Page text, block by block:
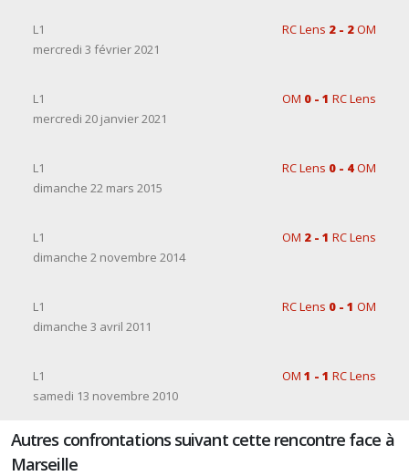
L1 RC Lens 2 - 2OM
mercredi 3 février 2021
L1 OM 0 - 1 RC Lens
mercredi 20 janvier 2021
L1 RC Lens 0 - 4OM
dimanche 22 mars 2015
L1 OM 2 - 1 RC Lens
dimanche 2 novembre 2014
L1 RC Lens 0 - 1 OM
dimanche 3 avril 2011
L1 OM 1 - 1 RC Lens
samedi 13 novembre 2010
Autres confrontations suivant cette rencontre face à
Marseille